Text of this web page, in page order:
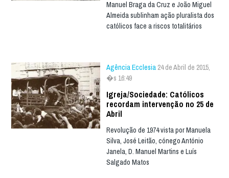
Manuel Braga da Cruz e João Miguel
Almeida sublinham ação pluralista dos
católicos face a riscos totalitários
Agência Ecclesia 24 de Abril de 2015,
�s 16:49
Igreja/Sociedade: Católicos
recordam intervenção no 25 de
Abril
Revolução de 1974 vista por Manuela
Silva, José Leitão, cónego António
Janela, D. Manuel Martins e Luís
Salgado Matos